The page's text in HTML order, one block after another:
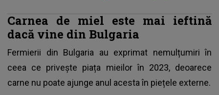
Carnea de miel este mai ieftină
dacă vine din Bulgaria
Fermierii din Bulgaria au exprimat nemulțumiri în
ceea ce privește piața mieilor în 2023, deoarece
carne nu poate ajunge anul acesta în piețele externe.